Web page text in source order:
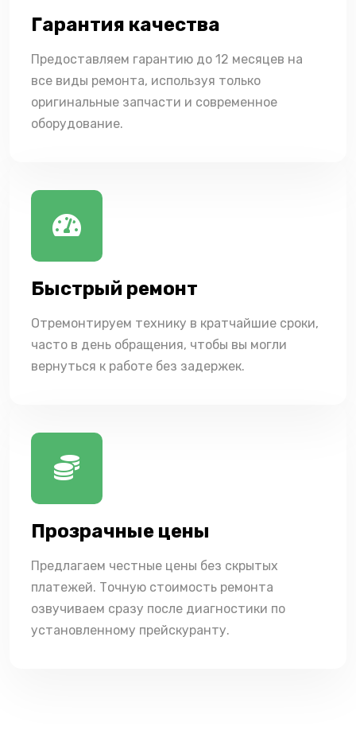
Гарантия качества
Предоставляем гарантию до 12 месяцев на
все виды ремонта, используя только
оригинальные запчасти и современное
оборудование.
Быстрый ремонт
Отремонтируем технику в кратчайшие сроки,
часто в день обращения, чтобы вы могли
вернуться к работе без задержек.
Прозрачные цены
Предлагаем честные цены без скрытых
платежей. Точную стоимость ремонта
озвучиваем сразу после диагностики по
установленному прейскуранту.